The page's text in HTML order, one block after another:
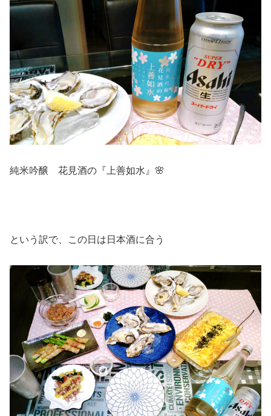
純米吟醸 花見酒の『上善如水』🌸
という訳で、この日は日本酒に合う